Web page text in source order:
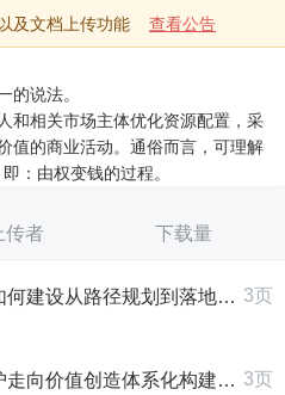
及文档上传功能 查看公告
的说法。
和相关市场主体优化资源配置，采
值的商业活动。通俗而言，可理解
：由权变钱的过程。
传者 下载量
建设从路径规划到落地运营 3页
价值创造体系化构建路径 3页